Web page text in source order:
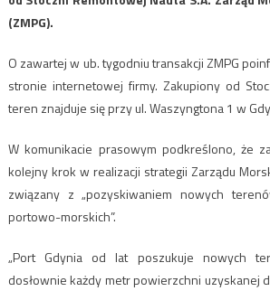
(ZMPG).
O zawartej w ub. tygodniu transakcji ZMPG
stronie internetowej firmy. Zakupiony od
teren znajduje się przy ul. Waszyngtona 1 w
W komunikacie prasowym podkreślono, że
kolejny krok w realizacji strategii Zarządu
związany z „pozyskiwaniem nowych
portowo-morskich”.
„Port Gdynia od lat poszukuje nowych
dosłownie każdy metr powierzchni uzyskanej